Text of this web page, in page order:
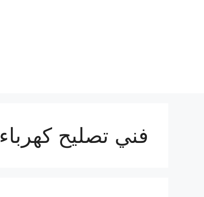
فني تصليح كهرباء